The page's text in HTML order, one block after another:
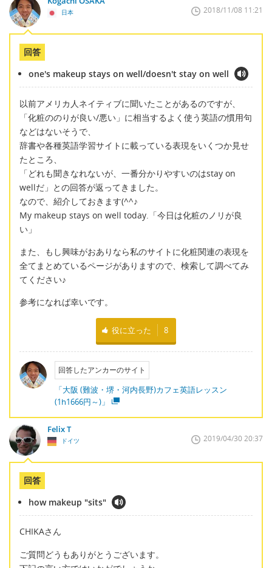
日本 2018/11/08 11:21
回答
one's makeup stays on well/doesn't stay on well
以前アメリカ人ネイティブに聞いたことがあるのですが、
「化粧ののりが良い/悪い」に相当するよく使う英語の慣用句
などはないそうで、
辞書や各種英語学習サイトに載っている表現をいくつか見せ
たところ、
「どれも聞きなれないが、一番分かりやすいのはstay on
wellだ」との回答が返ってきました。
なので、紹介しておきます(^^♪
My makeup stays on well today.「今日は化粧のノリが良
い」
また、もし興味がおありなら私のサイトに化粧関連の表現を
全てまとめているページがありますので、検索して調べてみ
てください♪
参考になれば幸いです。
役に立った 8
回答したアンカーのサイト
「大阪 (難波・堺・河内長野)カフェ英語レッスン
(1h1666円～)」
Felix T
ドイツ 2019/04/30 20:37
回答
how makeup "sits"
CHIKAさん
ご質問どうもありがとうございます。